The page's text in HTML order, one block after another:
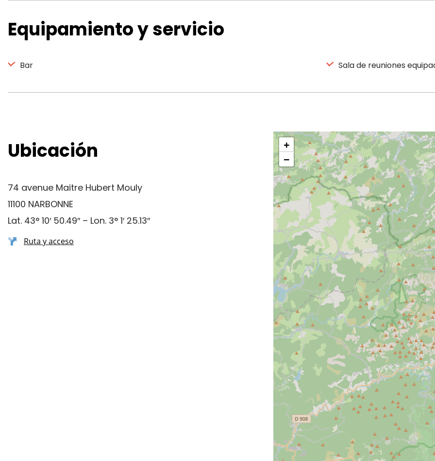
Equipamiento y servicio
Bar Sala de reuniones
Ubicación
74 avenue Maitre Hubert Mouly
11100 NARBONNE
Lat. 43° 10′ 50.49″ – Lon. 3° 1′ 25.13″
Ruta y acceso
+
−